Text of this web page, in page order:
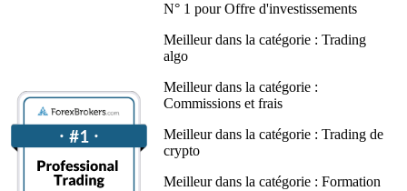
N° 1 pour Offre d'investissements
Meilleur dans la catégorie : Trading
algo
Meilleur dans la catégorie :
Commissions et frais
Meilleur dans la catégorie : Trading de
crypto
Meilleur dans la catégorie : Formation